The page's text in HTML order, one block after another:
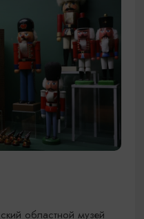
областной музей